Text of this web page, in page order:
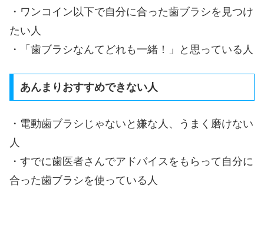
・ワンコイン以下で自分に合った歯ブラシを見つけ
たい人
・「歯ブラシなんてどれも一緒！」と思っている人
あんまりおすすめできない人
・電動歯ブラシじゃないと嫌な人、うまく磨けない
人
・すでに歯医者さんでアドバイスをもらって自分に
合った歯ブラシを使っている人